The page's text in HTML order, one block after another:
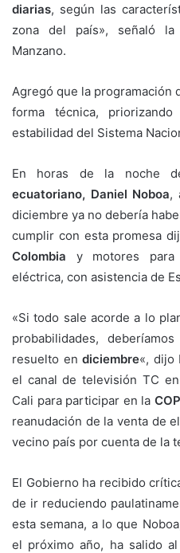
diarias, según las
zona del país», señaló
Manzano.
Agregó que la programación
forma técnica,
estabilidad del Sistema
En horas de la noche
ecuatoriano, Daniel Noboa,
diciembre ya no debería
cumplir con esta promesa
Colombia y motores para
eléctrica, con asistencia de
«Si todo sale acorde a lo
probabilidades,
resuelto en diciembre«, dijo
el canal de televisión TC
Cali para participar en la
reanudación de la venta de
vecino país por cuenta de la
El Gobierno ha recibido
de ir reduciendo
esta semana, a lo que
el próximo año, ha salido